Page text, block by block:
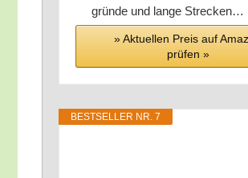
grün­de und lan­ge Strecken…
» Aktu­el­len Preis auf
prü­fen »
BEST­SEL­LER NR. 7